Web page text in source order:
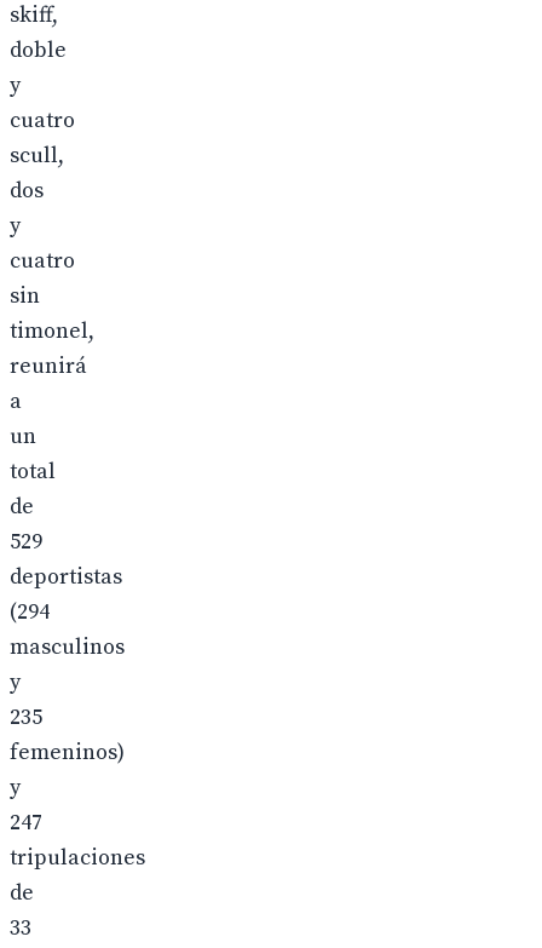
skiff,
doble
y
cuatro
scull,
dos
y
cuatro
sin
timonel,
reunirá
a
un
total
de
529
deportistas
(294
masculinos
y
235
femeninos)
y
247
tripulaciones
de
33